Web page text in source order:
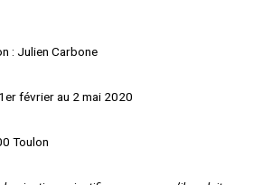
: Julien Carbone
février au 2 mai 2020
Toulon